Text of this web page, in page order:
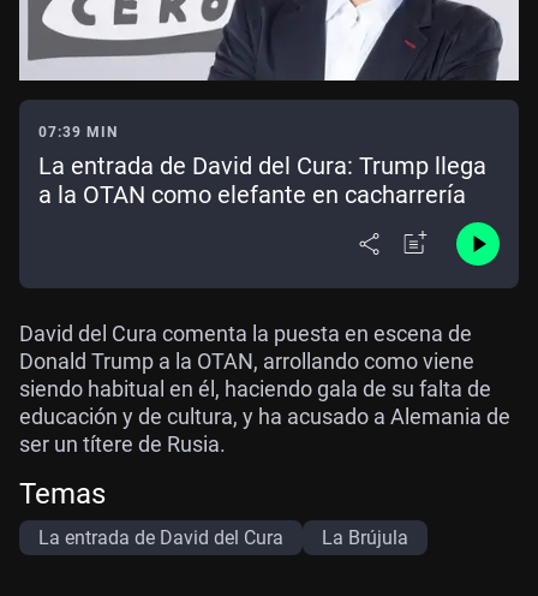
07:39 MIN
La entrada de David del Cura: Trump llega
a la OTAN como elefante en cacharrería
David del Cura comenta la puesta en escena de
Donald Trump a la OTAN, arrollando como viene
siendo habitual en él, haciendo gala de su falta de
educación y de cultura, y ha acusado a Alemania de
ser un títere de Rusia.
Temas
La entrada de David del Cura La Brújula